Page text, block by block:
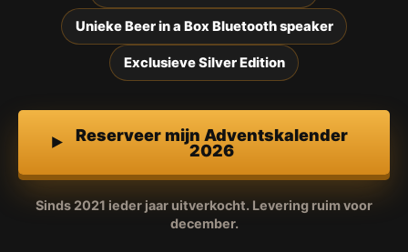
Unieke Beer in a Box Bluetooth speaker
Exclusieve Silver Edition
Reserveer mijn Adventskalender
2026
Sinds 2021 ieder jaar uitverkocht. Levering ruim voor
december.